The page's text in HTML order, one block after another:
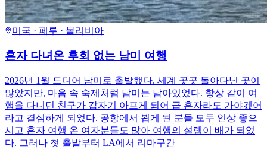
미국 · 페루 · 볼리비아
혼자 다녀온 후회 없는 남미 여행
2026년 1월 드디어 남미로 출발했다. 세계 곳곳 돌아다닌 곳이
많았지만, 마음 속 숙제처럼 남미는 남아있었다. 항상 같이 여
행을 다니던 친구가 갑자기 아프게 되어 급 혼자라도 가야겠어
라고 결심하게 되었다. 공항에서 뵙게 된 분들 모두 인상 좋으
시고 혼자 여행 온 여자분들도 많아 여행의 설렘이 배가 되었
다. 그러나 첫 출발부터 LA에서 리마구간